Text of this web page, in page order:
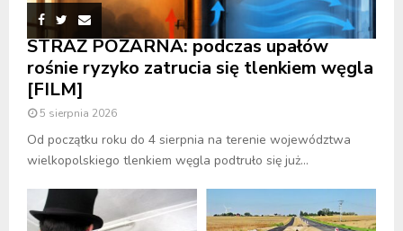
STRAŻ POŻARNA: podczas upałów
rośnie ryzyko zatrucia się tlenkiem węgla
[FILM]
5 sierpnia 2026
Od początku roku do 4 sierpnia na terenie województwa
wielkopolskiego tlenkiem węgla podtruło się już...